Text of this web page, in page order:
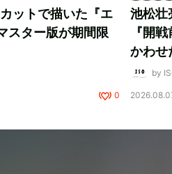
ットで描いた『エ
スター版が期間限
0
池松壮
『開
かわせ
by